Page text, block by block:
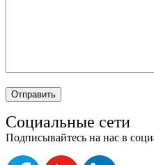
Социальные сети
Подписывайтесь на нас в